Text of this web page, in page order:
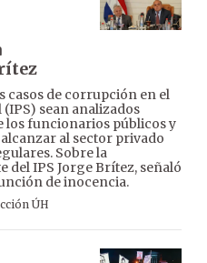
casos de corrupción en el
sean analizados
los funcionarios públicos y
al sector privado
Sobre la
del IPS Jorge Brítez, señaló
de inocencia.
ÚH